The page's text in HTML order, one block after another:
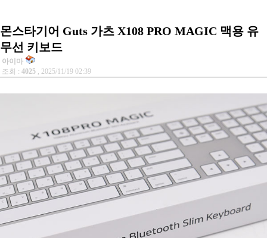
몬스타기어 Guts 가츠 X108 PRO MAGIC 맥용 유
무선 키보드
아이마
조회 : 4025 , 2025/11/19 02:39